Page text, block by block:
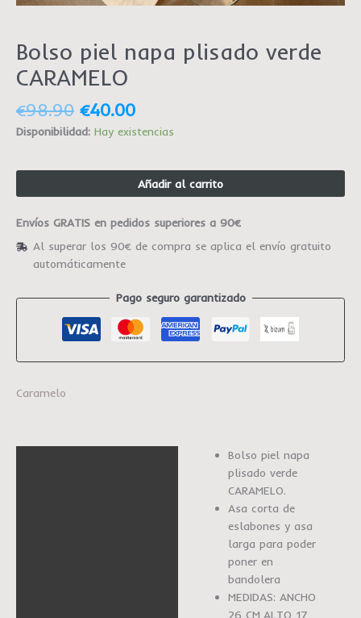
Bolso piel napa plisado verde
CARAMELO
€98.90 €40.00
Disponibilidad: Hay existencias
Añadir al carrito
Envíos GRATIS en pedidos superiores a 90€
Al superar los 90€ de compra se aplica el envío gratuito
automáticamente
Pago seguro garantizado
Caramelo
Bolso piel napa
plisado verde
CARAMELO.
Asa corta de
eslabones y asa
larga para poder
poner en
bandolera
MEDIDAS: ANCHO
26 CM,ALTO 17